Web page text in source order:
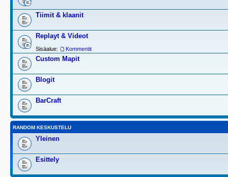
Tiimit & klaanit
Replayt & Videot
Sisäalue: Kommentit
Custom Mapit
Blogit
BarCraft
RANDOM KESKUSTELU
Yleinen
Esittely